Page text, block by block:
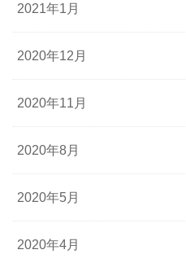
2021年1月
2020年12月
2020年11月
2020年8月
2020年5月
2020年4月